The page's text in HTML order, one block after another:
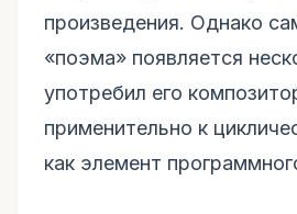
произведения. Однако
«поэма» появляется
употребил его
применительно к
как элемент